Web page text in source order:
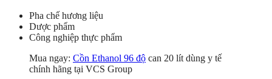
Pha chế hương liệu
Dược phẩm
Công nghiệp thực phẩm
Mua ngay: Cồn Ethanol 96 độ can 20 lít dùng y tế
chính hãng tại VCS Group